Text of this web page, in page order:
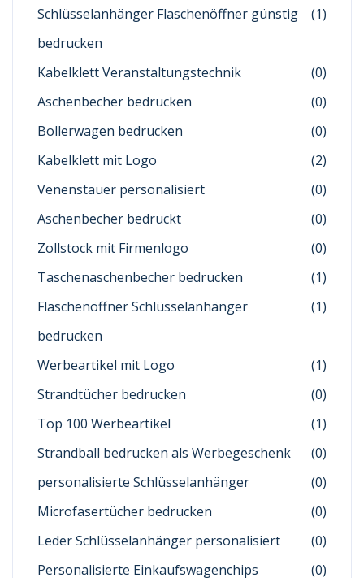
Schlüsselanhänger Flaschenöffner günstig
bedrucken
(1)
Kabelklett Veranstaltungstechnik
(0)
Aschenbecher bedrucken
(0)
Bollerwagen bedrucken
(0)
Kabelklett mit Logo
(2)
Venenstauer personalisiert
(0)
Aschenbecher bedruckt
(0)
Zollstock mit Firmenlogo
(0)
Taschenaschenbecher bedrucken
(1)
Flaschenöffner Schlüsselanhänger
bedrucken
(1)
Werbeartikel mit Logo
(1)
Strandtücher bedrucken
(0)
Top 100 Werbeartikel
(1)
Strandball bedrucken als Werbegeschenk
(0)
personalisierte Schlüsselanhänger
(0)
Microfasertücher bedrucken
(0)
Leder Schlüsselanhänger personalisiert
(0)
Personalisierte Einkaufswagenchips
(0)